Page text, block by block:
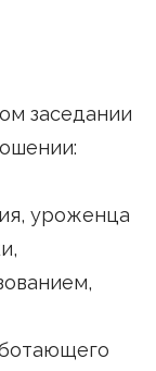
заседании
уроженца